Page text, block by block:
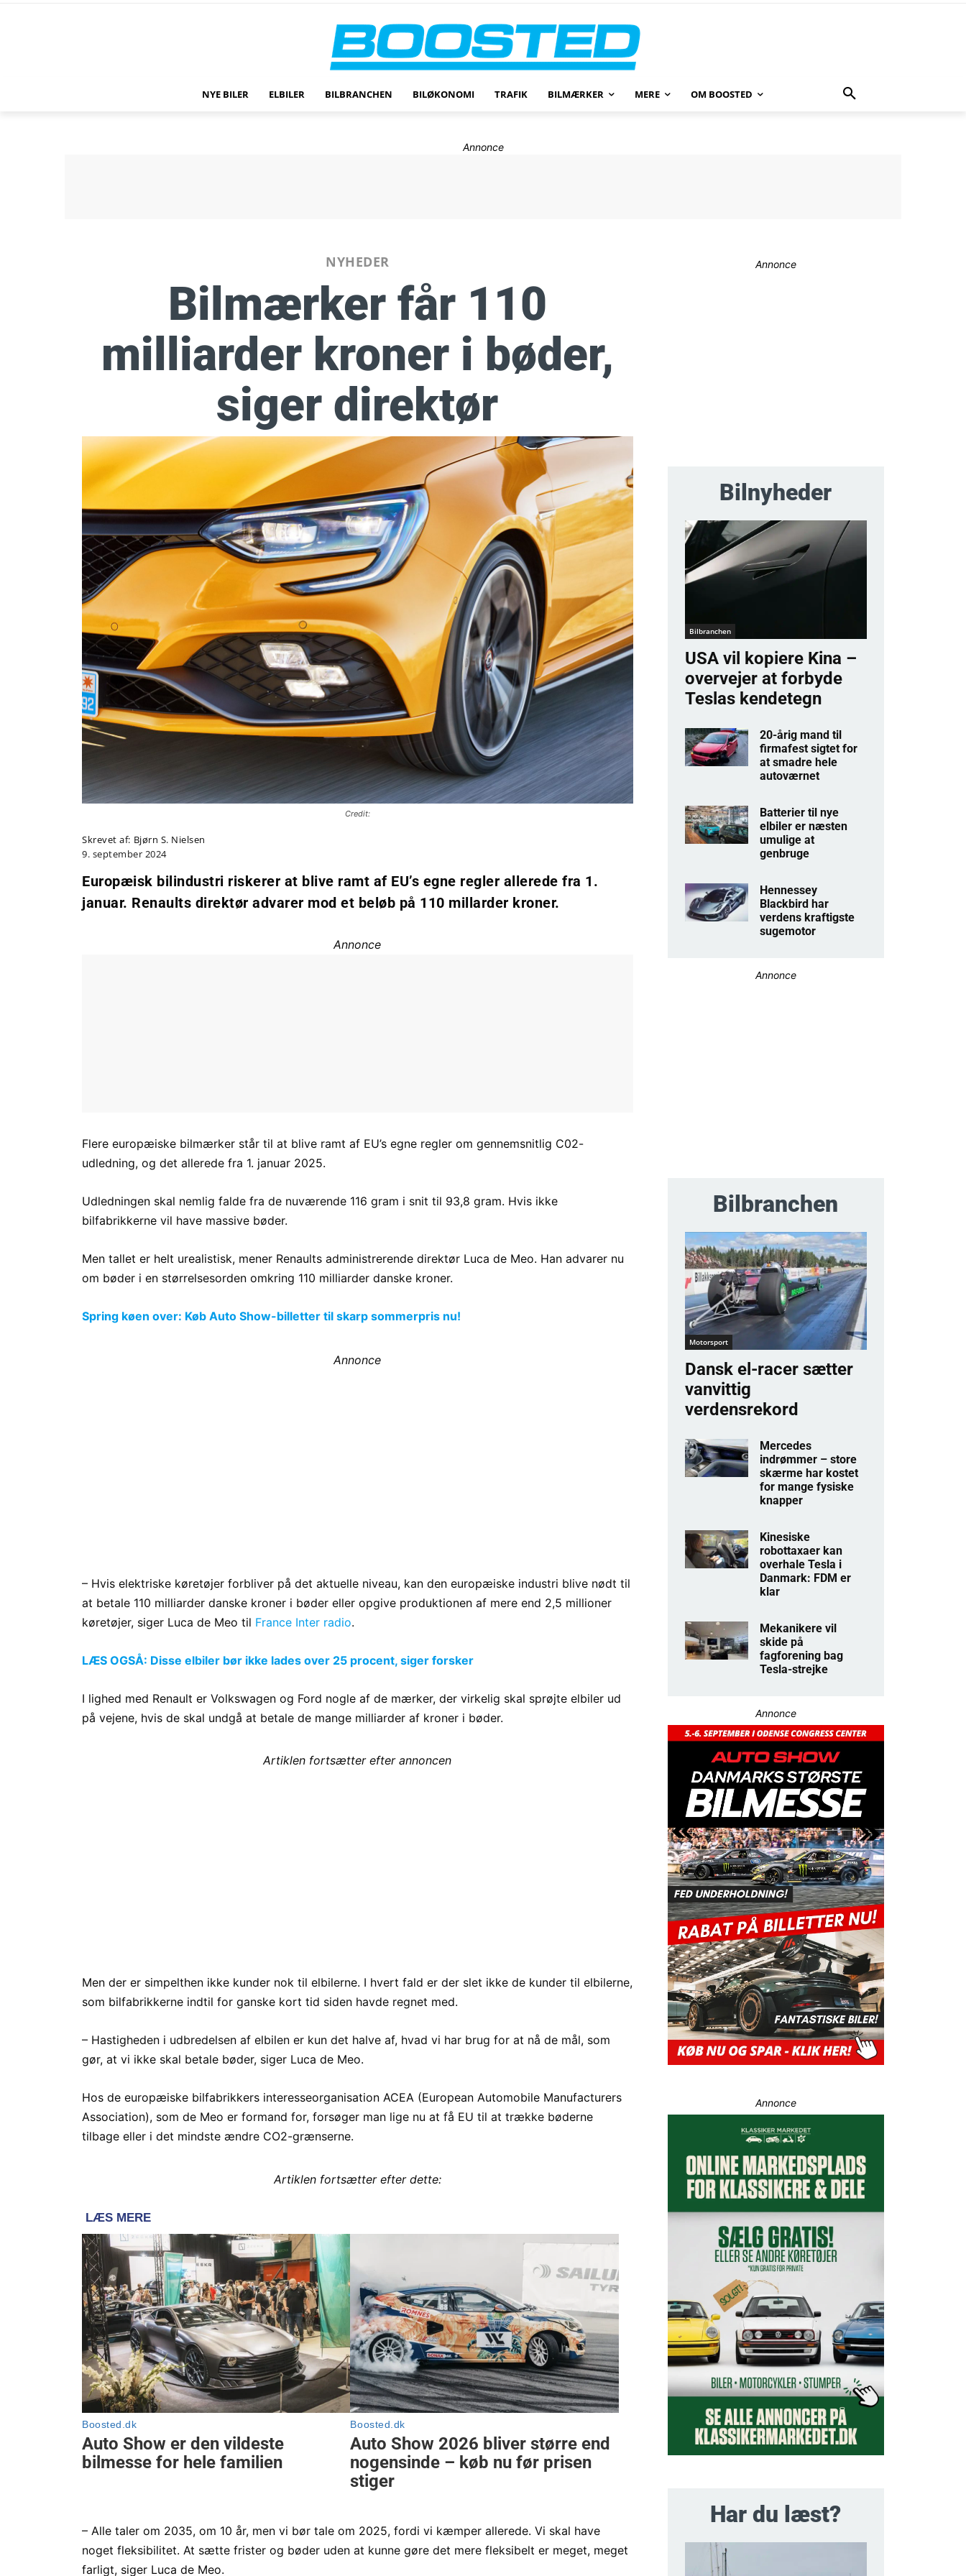
NYE BILER ELBILER BILBRANCHEN BILØKONOMI TRAFIK BILMÆRKER MERE OM BOOSTED
Annonce
NYHEDER
Bilmærker får 110
milliarder kroner i bøder,
siger direktør
Credit:
Skrevet af: Bjørn S. Nielsen
9. september 2024
Europæisk bilindustri riskerer at blive ramt af EU’s egne regler allerede fra 1.
januar. Renaults direktør advarer mod et beløb på 110 millarder kroner.
Annonce
Flere europæiske bilmærker står til at blive ramt af EU’s egne regler om gennemsnitlig C02-
udledning, og det allerede fra 1. januar 2025.
Udledningen skal nemlig falde fra de nuværende 116 gram i snit til 93,8 gram. Hvis ikke
bilfabrikkerne vil have massive bøder.
Men tallet er helt urealistisk, mener Renaults administrerende direktør Luca de Meo. Han advarer nu
om bøder i en størrelsesorden omkring 110 milliarder danske kroner.
Spring køen over: Køb Auto Show-billetter til skarp sommerpris nu!
Annonce
– Hvis elektriske køretøjer forbliver på det aktuelle niveau, kan den europæiske industri blive nødt til
at betale 110 milliarder danske kroner i bøder eller opgive produktionen af ​​mere end 2,5 millioner
køretøjer, siger Luca de Meo til France Inter radio.
LÆS OGSÅ: Disse elbiler bør ikke lades over 25 procent, siger forsker
I lighed med Renault er Volkswagen og Ford nogle af de mærker, der virkelig skal sprøjte elbiler ud
på vejene, hvis de skal undgå at betale de mange milliarder af kroner i bøder.
Artiklen fortsætter efter annoncen
Men der er simpelthen ikke kunder nok til elbilerne. I hvert fald er der slet ikke de kunder til elbilerne,
som bilfabrikkerne indtil for ganske kort tid siden havde regnet med.
– Hastigheden i udbredelsen af elbilen er kun det halve af, hvad vi har brug for at nå de mål, som
gør, at vi ikke skal betale bøder, siger Luca de Meo.
Hos de europæiske bilfabrikkers interesseorganisation ACEA (European Automobile Manufacturers
Association), som de Meo er formand for, forsøger man lige nu at få EU til at trække bøderne
tilbage eller i det mindste ændre CO2-grænserne.
Artiklen fortsætter efter dette:
– Alle taler om 2035, om 10 år, men vi bør tale om 2025, fordi vi kæmper allerede. Vi skal have
noget fleksibilitet. At sætte frister og bøder uden at kunne gøre det mere fleksibelt er meget, meget
farligt, siger Luca de Meo.
Annonce
Bilnyheder
Bilbranchen
USA vil kopiere Kina –
overvejer at forbyde
Teslas kendetegn
20-årig mand til
firmafest sigtet for
at smadre hele
autoværnet
Batterier til nye
elbiler er næsten
umulige at
genbruge
Hennessey
Blackbird har
verdens kraftigste
sugemotor
Annonce
Bilbranchen
Motorsport
Dansk el-racer sætter
vanvittig
verdensrekord
Mercedes
indrømmer – store
skærme har kostet
for mange fysiske
knapper
Kinesiske
robottaxaer kan
overhale Tesla i
Danmark: FDM er
klar
Mekanikere vil
skide på
fagforening bag
Tesla-strejke
Annonce
Annonce
Har du læst?